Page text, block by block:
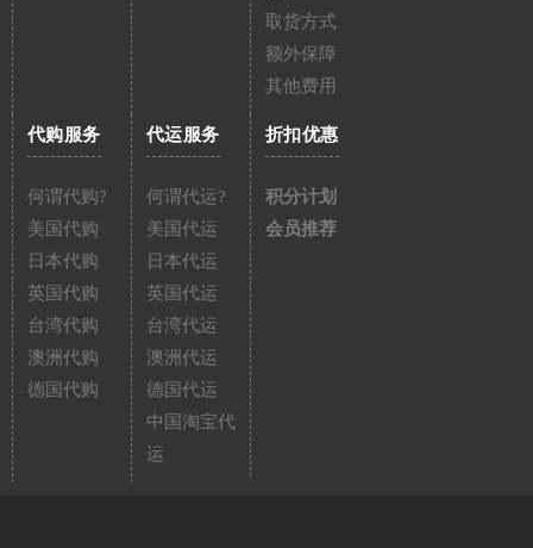
取货方式
额外保障
其他费用
代购服务
何谓代购?
美国代购
日本代购
英国代购
台湾代购
澳洲代购
德国代购
代运服务
何谓代运?
美国代运
日本代运
英国代运
台湾代运
澳洲代运
德国代运
中国淘宝代
运
折扣优惠
积分计划
会员推荐